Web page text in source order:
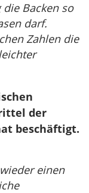
Backen so
darf.
Zahlen die
der
beschäftigt.
einen